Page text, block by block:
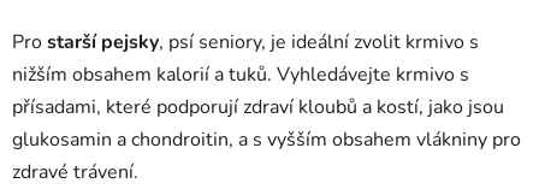
Prostarší pejsky, psí seniory, je ideální zvolit krmivo s
nižším obsahem kalorií a tuků. Vyhledávejte krmivo s
přísadami, které podporují zdraví kloubů a kostí, jako jsou
glukosamin a chondroitin, a s vyšším obsahem vlákniny pro
zdravé trávení.